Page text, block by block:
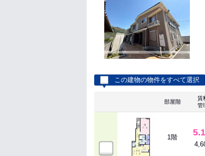
この建物の物件をすべて選択
部屋階
賃
管
1階 5.1